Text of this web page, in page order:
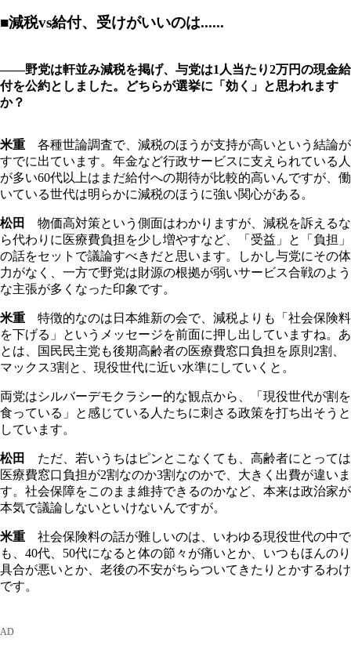
■減税vs給付、受けがいいのは......
――野党は軒並み減税を掲げ、与党は1人当たり2万円の現金給
付を公約としました。どちらが選挙に「効く」と思われます
か？
米重 各種世論調査で、減税のほうが支持が高いという結論が
すでに出ています。年金など行政サービスに支えられている人
が多い60代以上はまだ給付への期待が比較的高いんですが、働
いている世代は明らかに減税のほうに強い関心がある。
松田
物価高対策という側面はわかりますが、減税を訴えるな
ら代わりに医療費負担を少し増やすなど、「受益」と「負担」
の話をセットで議論すべきだと思います。しかし与党にその体
力がなく、一方で野党は財源の根拠が弱いサービス合戦のよう
な主張が多くなった印象です。
米重 特徴的なのは日本維新の会で、減税よりも「社会保険料
を下げる」というメッセージを前面に押し出していますね。あ
とは、国民民主党も後期高齢者の医療費窓口負担を原則2割、
マックス3割と、現役世代に近い水準にしていくと。
両党はシルバーデモクラシー的な観点から、「現役世代が割を
食っている」と感じている人たちに刺さる政策を打ち出そうと
しています。
松田
ただ、若いうちはピンとこなくても、高齢者にとっては
医療費窓口負担が2割なのか3割なのかで、大きく出費が違いま
す。社会保障をこのまま維持できるのかなど、本来は政治家が
本気で議論しないといけないんですが。
米重 社会保険料の話が難しいのは、いわゆる現役世代の中で
も、40代、50代になると体の節々が痛いとか、いつもほんのり
具合が悪いとか、老後の不安がちらついてきたりとかするわけ
です。